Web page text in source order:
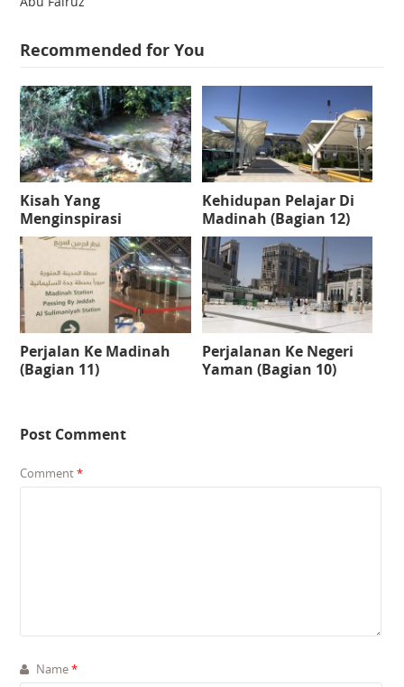
Recommended for You
Kisah Yang
Menginspirasi
Kehidupan Pelajar Di
Madinah (Bagian 12)
Perjalan Ke Madinah
(Bagian 11)
Perjalanan Ke Negeri
Yaman (Bagian 10)
Post Comment
Comment*
Name*